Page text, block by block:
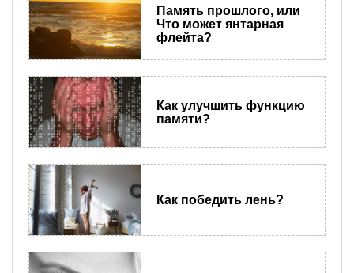
Память прошлого, или
Что может янтарная
флейта?
Как улучшить функцию
памяти?
Как победить лень?